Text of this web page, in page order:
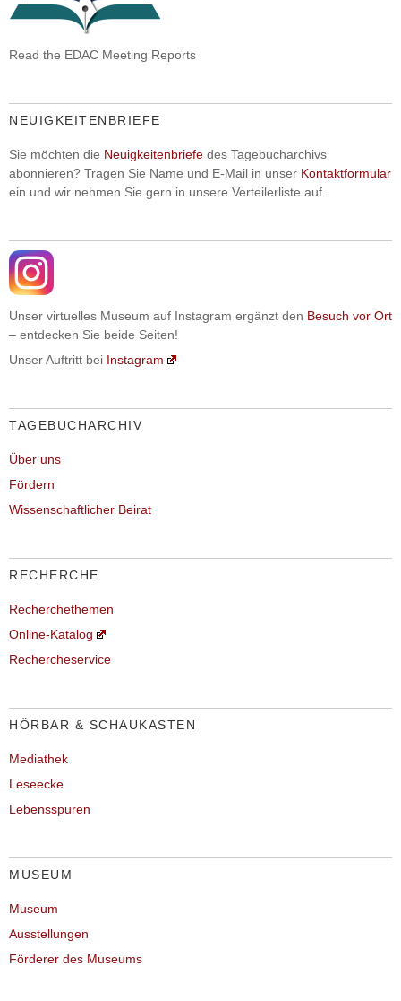
Read the EDAC Meeting Reports
NEUIGKEITENBRIEFE
Sie möchten die Neuigkeitenbriefe des Tagebucharchivs
abonnieren? Tragen Sie Name und E-Mail in unser Kontaktformular
ein und wir nehmen Sie gern in unsere Verteilerliste auf.
Unser virtuelles Museum auf Instagram ergänzt den Besuch vor Ort
– entdecken Sie beide Seiten!
Unser Auftritt bei Instagram
TAGEBUCHARCHIV
Über uns
Fördern
Wissenschaftlicher Beirat
RECHERCHE
Recherchethemen
Online-Katalog
Rechercheservice
HÖRBAR & SCHAUKASTEN
Mediathek
Leseecke
Lebensspuren
MUSEUM
Museum
Ausstellungen
Förderer des Museums